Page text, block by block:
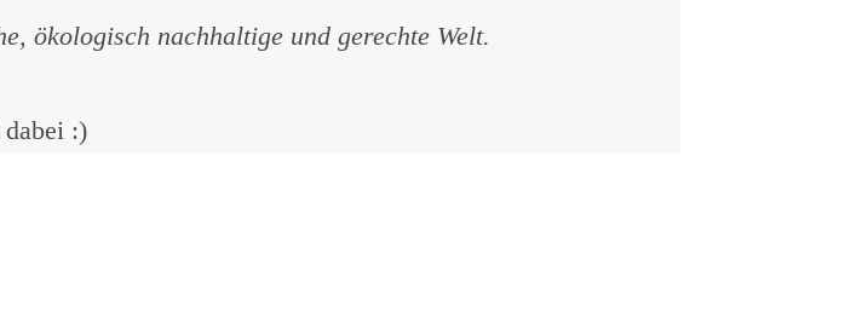
ökologisch nachhaltige und gerechte Welt.
dabei :)